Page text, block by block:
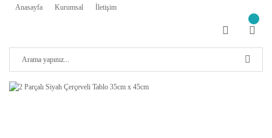
Anasayfa Kurumsal İletişim